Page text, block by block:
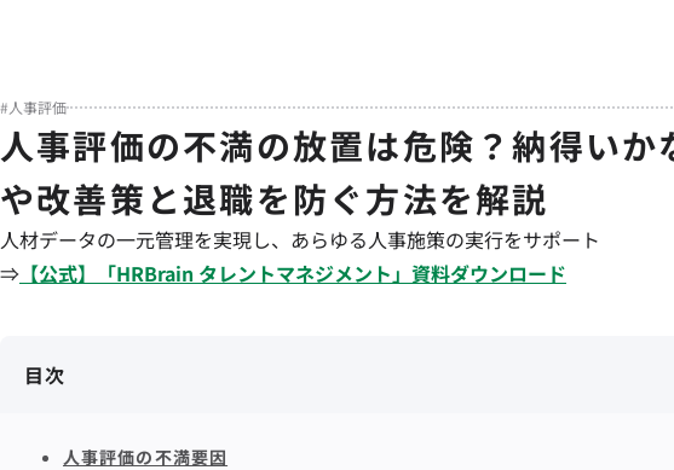
#人事評価
人事評価の不満の放置は危険？納得いか
や改善策と退職を防ぐ方法を解説
人材データの一元管理を実現し、あらゆる人事施策の実行をサポート
⇒ 【公式】「HRBrain タレントマネジメント」資料ダウンロード
目次
人事評価の不満要因